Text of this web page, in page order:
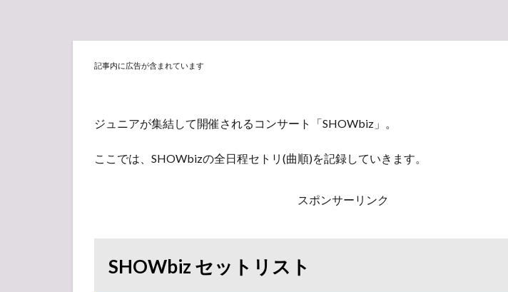
記事内に広告が含まれています
ジュニアが集結して開催されるコンサート「SHOWbiz」。
ここでは、SHOWbizの全日程セトリ(曲順)を記録していきます。
スポンサーリンク
SHOWbiz セットリスト